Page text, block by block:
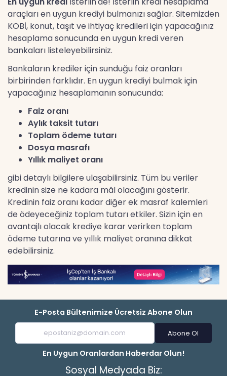
araçları en uygun krediyi bulmanızı sağlar. Sitemizden
KOBİ, konut, taşıt ve ihtiyaç kredileri için yapacağınız
hesaplama sonucunda en uygun kredi veren
bankaları listeleyebilirsiniz.
Bankaların krediler için sunduğu faiz oranları
birbirinden farklıdır. En uygun krediyi bulmak için
yapacağınız hesaplamanın sonucunda:
Faiz oranı
Aylık taksit tutarı
Toplam ödeme tutarı
Dosya masrafı
Yıllık maliyet oranı
gibi detaylı bilgilere ulaşabilirsiniz. Tüm bu veriler
kredinin size ne kadara mâl olacağını gösterir.
Kredinin faiz oranı kadar diğer ek masraf kalemleri
de ödeyeceğiniz toplam tutarı etkiler. Sizin için en
avantajlı olacak krediye karar verirken toplam
ödeme tutarına ve yıllık maliyet oranına dikkat
edebilirsiniz.
E-Posta Bültenimize Ücretsiz Abone Olun
Abone Ol
En Uygun Oranlardan Haberdar Olun!
Sosyal Medyada Biz: